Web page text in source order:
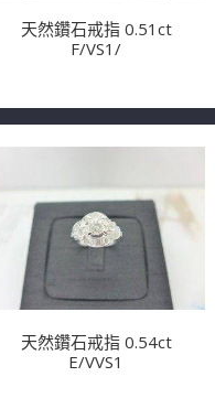
天然鑽石戒指 0.51ct
F/VS1/
天然鑽石戒指 0.54ct
E/VVS1